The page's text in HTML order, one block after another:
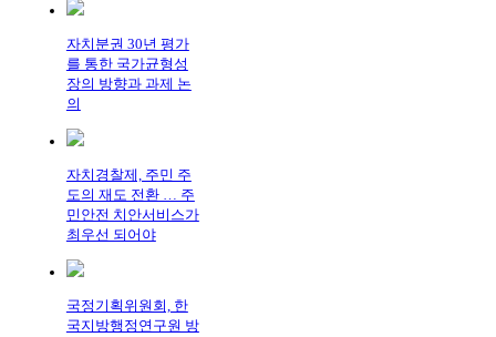
자치분권 30년 평가
를 통한 국가균형성
장의 방향과 과제 논
의
자치경찰제, 주민 주
도의 재도 전환 … 주
민안전 치안서비스가
최우선 되어야
국정기획위원회, 한
국지방행정연구원 방